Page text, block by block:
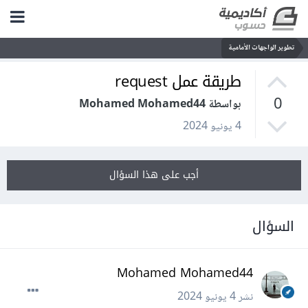
تطوير الواجهات الأمامية
0
طريقة عمل request
بواسطة Mohamed Mohamed44
4 يونيو 2024
أجب على هذا السؤال
السؤال
Mohamed Mohamed44
نشر4 يونيو 2024